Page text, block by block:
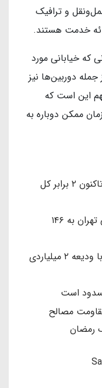
و ترافیک
خدمت هستند.
که خیابانی مورد
دوربین‌ها نیز
این است که
ممکن دوباره به
تعداد روزهای با هوای پاک تهران تاکنون ۲ برابر کل
تعداد شارژرهای سریع ناوگان برقی تهران به ۱۴۶
اسکان موقت آسیب‌دیدگان جنگ با ودیعه ۲ میلیاردی
است
مصالح
رمضان